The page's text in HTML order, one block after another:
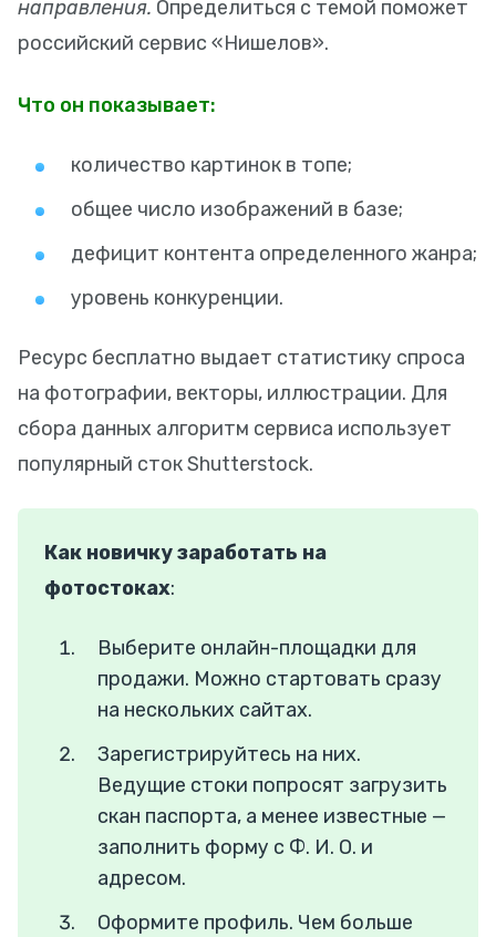
направления. Определиться с темой поможет
российский сервис «Нишелов».
Что он показывает:
количество картинок в топе;
общее число изображений в базе;
дефицит контента определенного жанра;
уровень конкуренции.
Ресурс бесплатно выдает статистику спроса
на фотографии, векторы, иллюстрации. Для
сбора данных алгоритм сервиса использует
популярный сток Shutterstock.
Как новичку заработать на
фотостоках:
Выберите онлайн-площадки для
продажи. Можно стартовать сразу
на нескольких сайтах.
Зарегистрируйтесь на них.
Ведущие стоки попросят загрузить
скан паспорта, а менее известные —
заполнить форму с Ф. И. О. и
адресом.
Оформите профиль. Чем больше